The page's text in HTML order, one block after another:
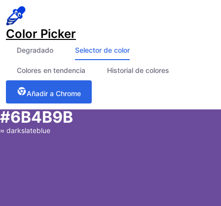
Color Picker
Degradado Selector de color
Colores en tendencia Historial de colores
Añadir a Chrome
#6B4B9B
≈ darkslateblue